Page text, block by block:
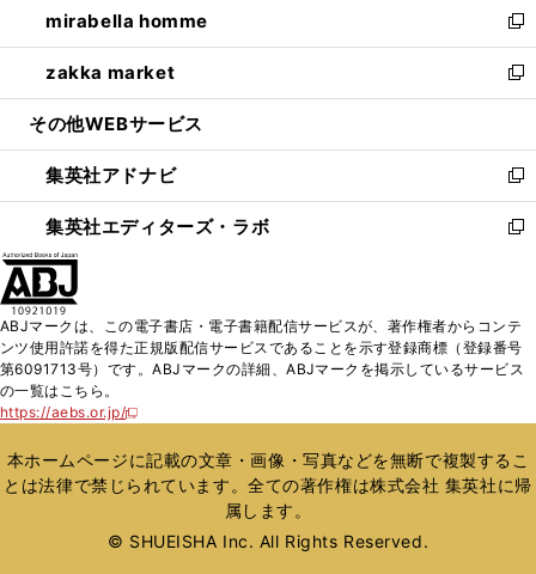
く
で
開
く
ド
ウ
で
開
ィ
ン
ド
ウ
開
く
い
ウ
ィ
ン
ウ
で
開
く
mirabella homme
新
し
い
ウ
ン
ド
ウ
で
zakka market
新
し
ウ
ィ
ン
ド
く
その他WEBサービス
集英社アドナビ
新
し
い
ド
ウ
で
集英社エディターズ・ラボ
新
ィ
ン
ド
開
く
ABJマークは、この電子書店・電子書籍配信サービスが、著作権者からコンテ
ンツ使用許諾を得た正規版配信サービスであることを示す登録商標（登録番号
第6091713号）です。ABJマークの詳細、ABJマークを掲示しているサービス
の一覧はこちら。
https://aebs.or.jp/
新
い
ウ
ィ
ウ
本ホームページに記載の文章・画像・写真などを無断で複製するこ
とは法律で禁じられています。全ての著作権は株式会社 集英社に帰
属します。
© SHUEISHA Inc. All Rights Reserved.